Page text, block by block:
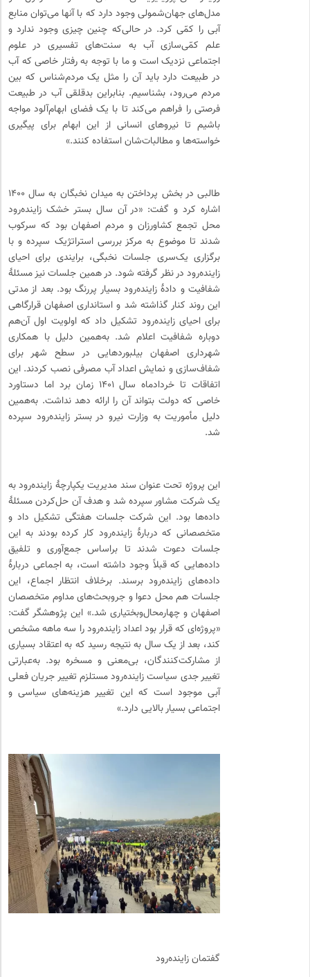
مدل‌های جهان‌شمولی وجود دارد که با آنها می‌توان منابع
آبی را کمّی کرد. در حالی‌که چنین چیزی وجود ندارد و
علم کمّی‌سازی آب به سنت‌های تفسیری در علوم
اجتماعی نزدیک است و ما با توجه به رفتار خاصی که آب
در طبیعت دارد باید آن را مثل یک مردم‌شناس که بین
مردم می‌رود، بشناسیم. بنابراین بدقلقی آب در طبیعت
فرصتی را فراهم می‌کند تا با یک فضای ابهام‌آلود مواجه
باشیم تا نیروهای انسانی از این ابهام برای پیگیری
خواسته‌ها و مطالبات‌شان استفاده کنند.»
طالبی در بخش پرداختن به میدان نخبگان به سال ۱۴۰۰
اشاره کرد و گفت: «در آن سال بستر خشک زاینده‌رود
محل تجمع کشاورزان و مردم اصفهان بود که سرکوب
شدند تا موضوع به مرکز بررسی استراتژیک سپرده و با
برگزاری یک‌سری جلسات نخبگی، برایندی برای احیای
زاینده‌رود در نظر گرفته شود. در همین جلسات نیز مسئلهٔ
شفافیت و دادهٔ زاینده‌رود بسیار پررنگ بود. بعد از مدتی
این روند کنار گذاشته شد و استانداری اصفهان قرارگاهی
برای احیای زاینده‌رود تشکیل داد که اولویت اول آن‌هم
دوباره شفافیت اعلام شد. به‌همین دلیل با همکاری
شهرداری اصفهان بیلبوردهایی در سطح شهر برای
شفاف‌سازی و نمایش اعداد آب مصرفی نصب کردند. این
اتفاقات تا خردادماه سال ۱۴۰۱ زمان برد اما دستاورد
خاصی که دولت بتواند آن را ارائه دهد نداشت. به‌همین
دلیل مأموریت به وزارت نیرو در بستر زاینده‌رود سپرده
شد.
این پروژه تحت عنوان سند مدیریت یکپارچهٔ زاینده‌رود به
یک شرکت مشاور سپرده شد و هدف آن حل‌کردن مسئلهٔ
داده‌ها بود. این شرکت جلسات هفتگی تشکیل داد و
متخصصانی که دربارهٔ زاینده‌رود کار کرده بودند به این
جلسات دعوت ‌شدند تا براساس جمع‌آوری و تلفیق
داده‌هایی که قبلاً وجود داشته است، به اجماعی دربارهٔ
داده‌های زاینده‌رود برسند. برخلاف انتظار اجماع، این
جلسات هم محل دعوا و جروبحث‌های مداوم متخصصان
اصفهان و چهارمحال‌وبختیاری شد.» این پژوهشگر گفت:
«پروژه‌ای که قرار بود اعداد زاینده‌رود را سه ماهه مشخص
کند، بعد از یک سال به نتیجه رسید که به اعتقاد بسیاری
از مشارکت‌کنندگان، بی‌معنی و مسخره بود. به‌عبارتی
تغییر جدی سیاست زاینده‌رود مستلزم تغییر جریان فعلی
آبی موجود است که این تغییر هزینه‌های سیاسی و
اجتماعی بسیار بالایی دارد.»
گفتمان زاینده‌رود